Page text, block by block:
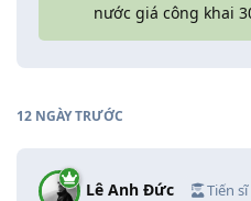
nước giá công khai
12 NGÀYTRƯỚC
Lê Anh Đức Tiến sĩ